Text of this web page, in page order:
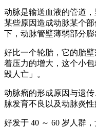
动脉是输送血液的管道
某些原因造成动脉某个
下，动脉管壁薄弱部分膨
好比一个轮胎，它的胎
着压力的增大，这个小
毁人亡」。
动脉瘤的形成原因与遗
脉发育不良以及动脉炎性
好发于 40 ～ 60 岁人群，